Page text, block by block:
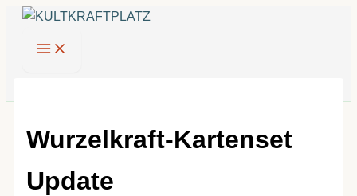
Zum
springen
Wurzelkraft-Kartenset
Update